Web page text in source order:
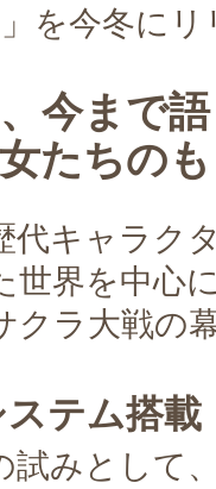
を今冬に
今まで
たちの
代キャラク
世界を中心
クラ大戦の
テム搭載
試みとして